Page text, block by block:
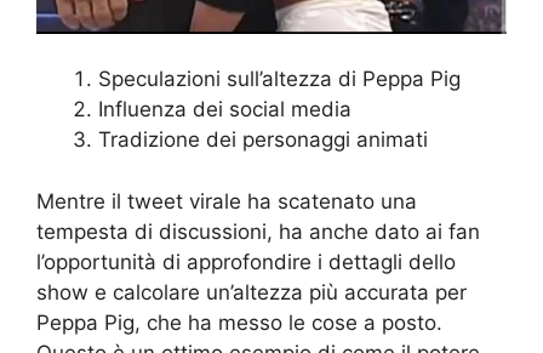
Speculazioni sull’altezza di Peppa Pig
Influenza dei social media
Tradizione dei personaggi animati
Mentre il tweet virale ha scatenato una
tempesta di discussioni, ha anche dato ai fan
l’opportunità di approfondire i dettagli dello
show e calcolare un’altezza più accurata per
Peppa Pig, che ha messo le cose a posto.